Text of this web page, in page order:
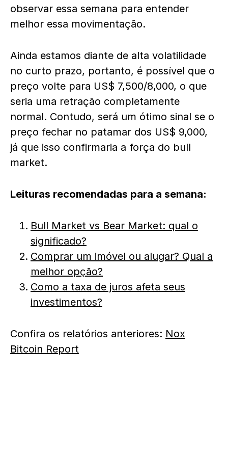
observar essa semana para entender
melhor essa movimentação.
Ainda estamos diante de alta volatilidade
no curto prazo, portanto, é possível que o
preço volte para US$ 7,500/8,000, o que
seria uma retração completamente
normal. Contudo, será um ótimo sinal se o
preço fechar no patamar dos US$ 9,000,
já que isso confirmaria a força do bull
market.
Leituras recomendadas para a semana:
Bull Market vs Bear Market: qual o
significado?
Comprar um imóvel ou alugar? Qual a
melhor opção?
Como a taxa de juros afeta seus
investimentos?
Confira os relatórios anteriores: Nox
Bitcoin Report